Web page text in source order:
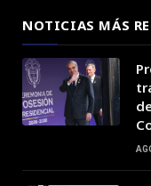
NOTICIAS MÁS